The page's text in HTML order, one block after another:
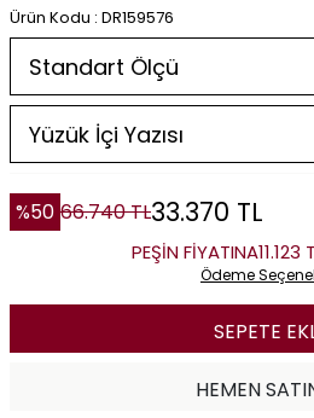
Ürün Kodu : DR159576
%50 66.740TL33.370 TL
PEŞİN FİYATINA
Ödeme
SEPETE
HEMEN